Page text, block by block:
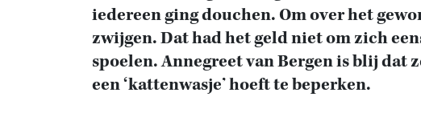
iedereen ging douchen. Om over het
zwijgen. Dat had het geld niet om zich
spoelen. Annegreet van Bergen is blij dat
een ‘kattenwasje’ hoeft te beperken.